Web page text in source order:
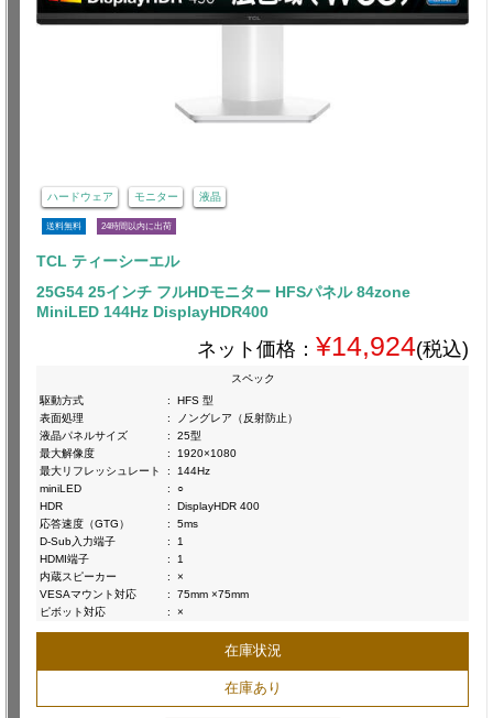
ハードウェア モニター 液晶
送料無料 24時間以内に出荷
TCL ティーシーエル
25G54 25インチ フルHDモニター HFSパネル 84zone
MiniLED 144Hz DisplayHDR400
ネット価格： ¥14,924(税込)
スペック
駆動方式
:
HFS 型
表面処理
:
ノングレア（反射防止）
液晶パネルサイズ
:
25型
最大解像度
:
1920×1080
最大リフレッシュレート
:
144Hz
miniLED
:
○
HDR
:
DisplayHDR 400
応答速度（GTG）
:
5ms
D-Sub入力端子
:
1
HDMI端子
:
1
内蔵スピーカー
:
×
VESAマウント対応
:
75mm ×75mm
ピボット対応
: ×
在庫状況
在庫あり